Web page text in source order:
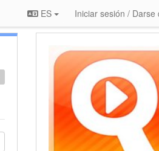
ES Iniciar sesión / Darse